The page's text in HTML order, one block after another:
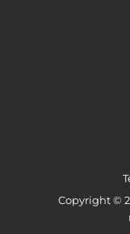
Copyright ©